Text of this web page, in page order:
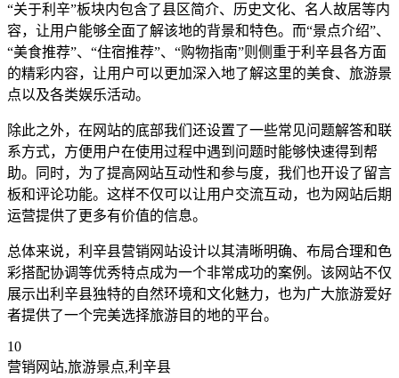
“关于利辛”板块内包含了县区简介、历史文化、名人故居等内
容，让用户能够全面了解该地的背景和特色。而“景点介绍”、
“美食推荐”、“住宿推荐”、“购物指南”则侧重于利辛县各方面
的精彩内容，让用户可以更加深入地了解这里的美食、旅游景
点以及各类娱乐活动。
除此之外，在网站的底部我们还设置了一些常见问题解答和联
系方式，方便用户在使用过程中遇到问题时能够快速得到帮
助。同时，为了提高网站互动性和参与度，我们也开设了留言
板和评论功能。这样不仅可以让用户交流互动，也为网站后期
运营提供了更多有价值的信息。
总体来说，利辛县营销网站设计以其清晰明确、布局合理和色
彩搭配协调等优秀特点成为一个非常成功的案例。该网站不仅
展示出利辛县独特的自然环境和文化魅力，也为广大旅游爱好
者提供了一个完美选择旅游目的地的平台。
10
营销网站,旅游景点,利辛县